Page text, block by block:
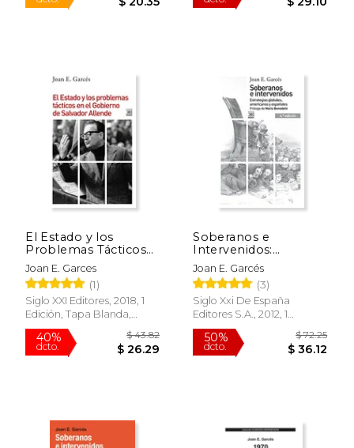
15%
dcto. $ 20.35
50%
dcto.
El Estado y los
Problemas Tácticos
en el Gobierno de
Salvador Allende
Joan E. Garces
(1)
Siglo XXI Editores, 2018, 1
Edición, Tapa Blanda,
Nuevo
Soberanos e
Intervenidos:
Estrategias Globales,
Americanos y
Españoles
Joan E. Garcés
(3)
Siglo Xxi De España
Editores S.A., 2012, 1
Edición, Tapa Blanda,
Nuevo